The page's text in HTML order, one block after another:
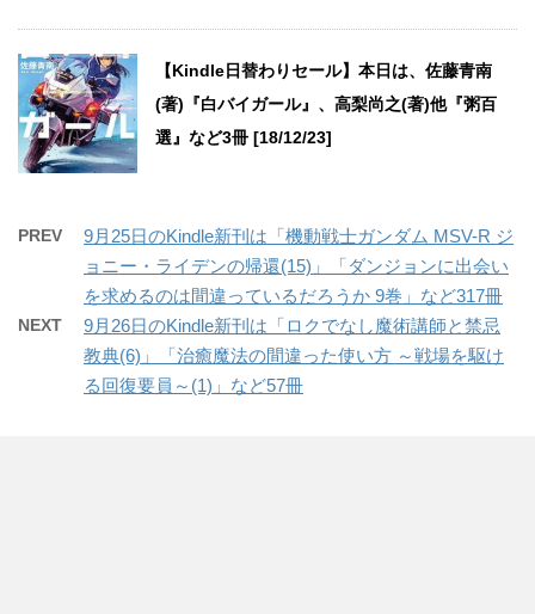
【Kindle日替わりセール】本日は、佐藤青南
(著)『白バイガール』、高梨尚之(著)他『粥百
選』など3冊 [18/12/23]
PREV
9月25日のKindle新刊は「機動戦士ガンダム MSV-R ジ
ョニー・ライデンの帰還(15)」「ダンジョンに出会い
を求めるのは間違っているだろうか 9巻」など317冊
NEXT
9月26日のKindle新刊は「ロクでなし魔術講師と禁忌
教典(6)」「治癒魔法の間違った使い方 ～戦場を駆け
る回復要員～(1)」など57冊